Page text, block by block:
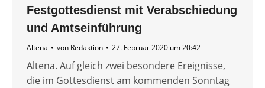
Festgottesdienst mit Verabschiedung
und Amtseinführung
Altena von Redaktion 27. Februar 2020 um 20:42
Altena. Auf gleich zwei besondere Ereignisse,
die im Gottesdienst am kommenden Sonntag